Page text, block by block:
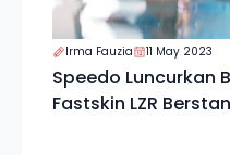
Irma Fauzia 11 May 2023
Speedo Luncurkan
Fastskin LZR